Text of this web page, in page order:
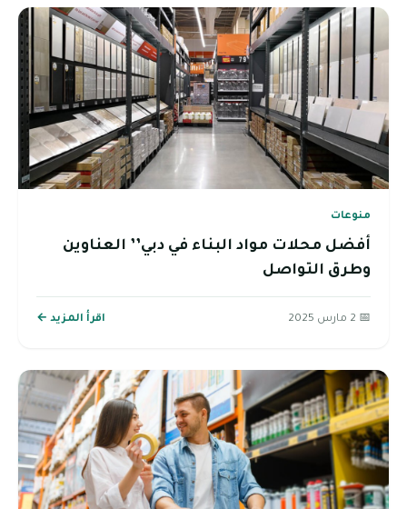
منوعات
أفضل محلات مواد البناء في دبي’’ العناوين
وطرق التواصل
📅 2 مارس 2025 اقرأ المزيد ←